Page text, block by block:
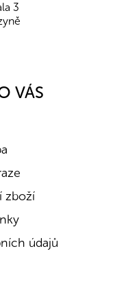
3
VÁS
zboží
údajů